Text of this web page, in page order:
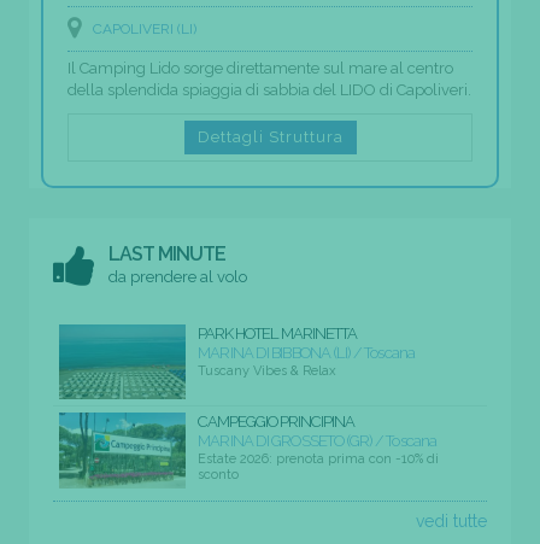
CAPOLIVERI (LI)
Il Camping Lido sorge direttamente sul mare al centro
della splendida spiaggia di sabbia del LIDO di Capoliveri.
Dettagli Struttura
LAST MINUTE
da prendere al volo
PARK HOTEL MARINETTA
MARINA DI BIBBONA (LI) / Toscana
Tuscany Vibes & Relax
CAMPEGGIO PRINCIPINA
MARINA DI GROSSETO (GR) / Toscana
Estate 2026: prenota prima con -10% di
sconto
vedi tutte